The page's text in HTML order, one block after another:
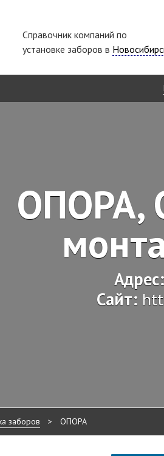
Справочник компаний по
установке заборов в
ОПОРА,
Сайт:
заборов > ОПОРА